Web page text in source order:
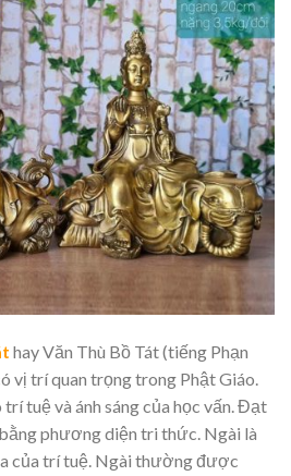
hay Văn Thù Bồ Tát (tiếng Phạn
vị trí quan trọng trong Phật Giáo.
tuệ và ánh sáng của học vấn. Đạt
phương diện tri thức. Ngài là
của trí tuệ. Ngài thường được